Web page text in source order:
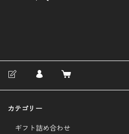
カテゴリー
ギフト詰め合わせ